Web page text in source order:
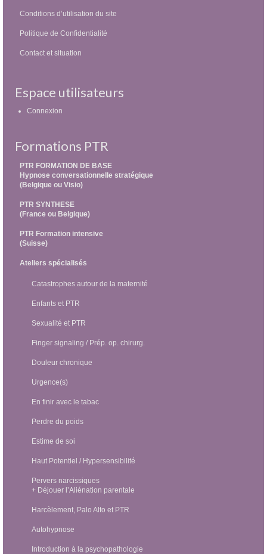
Conditions d’utilisation du site
Politique de Confidentialité
Contact et situation
Espace utilisateurs
Connexion
Formations PTR
PTR FORMATION DE BASE
Hypnose conversationnelle stratégique
(Belgique ou Visio)
PTR SYNTHESE
(France ou Belgique)
PTR Formation intensive
(Suisse)
Ateliers spécialisés
Catastrophes autour de la maternité
Enfants et PTR
Sexualité et PTR
Finger signaling / Prép. op. chirurg.
Douleur chronique
Urgence(s)
En finir avec le tabac
Perdre du poids
Estime de soi
Haut Potentiel / Hypersensibilité
Pervers narcissiques
+ Déjouer l’Aliénation parentale
Harcèlement, Palo Alto et PTR
Autohypnose
Introduction à la psychopathologie